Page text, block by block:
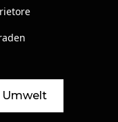
Umwelt